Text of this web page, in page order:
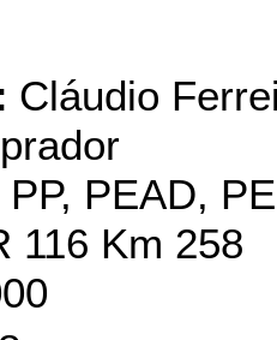
Cláudio
PP, PEAD,
116 Km 258